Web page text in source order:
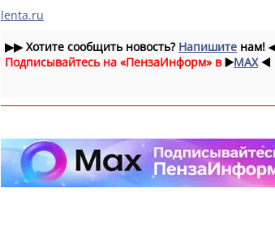
lenta.ru
▶▶Хотите сообщить новость? Напишите нам!
Подписывайтесь на «ПензаИнформ» в ▶️MAX ◀️